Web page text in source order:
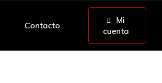
Contacto
Mi
cuenta